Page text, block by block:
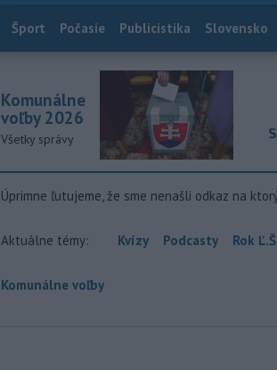
Index
Šport Počasie Publicistika Slovensko
Komunálne
voľby 2026
Všetky správy
Úprimne ľutujeme, že sme nenašli odkaz na
Aktuálne témy: Kvízy Podcasty Rok
Komunálne voľby